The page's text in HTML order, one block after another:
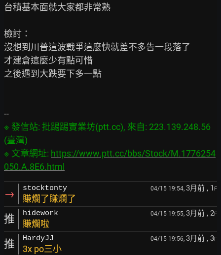
台積基本面就大家都非常熟
檢討：
沒想到川普這波戰爭這麼快就差不多告一段落了
才建倉這麼少有點可惜
之後遇到大跌要下多一點
※ 發信站: 批踢踢實業坊(ptt.cc), 來自: 223.139.248.56
(臺灣)
※ 文章網址: https://www.ptt.cc/bbs/Stock/M.1776254
050.A.8E6.html
→ stocktonty 04/15 19:54, 3月前 , 1 F
賺爛了賺爛了
推 hidework 04/15 19:55, 3月前 , 2F
賺爛啦
推 HardyJJ 04/15 19:56, 3月前 , 3F
3x po三小